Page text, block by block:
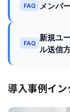
FAQ メンバ
FAQ
新規ユ
ル送信
導入事例イ